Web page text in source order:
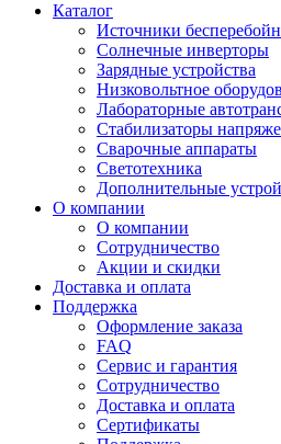
Каталог
Источники
Солнечные инверторы
Зарядные устройства
Низковольтное
Лабораторные
Стабилизаторы
Сварочные аппараты
Светотехника
Дополнительные
О компании
О компании
Сотрудничество
Акции и скидки
Доставка и оплата
Поддержка
Оформление заказа
FAQ
Сервис и гарантия
Сотрудничество
Доставка и оплата
Сертификаты